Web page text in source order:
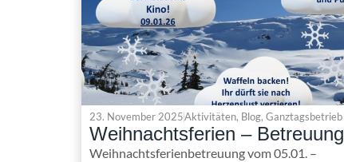
23. November 2025Aktivitäten, Blog, Ganztagsbetrieb
Weihnachtsferien – Betreuung
Weihnachtsferienbetreuung vom 05.01. –